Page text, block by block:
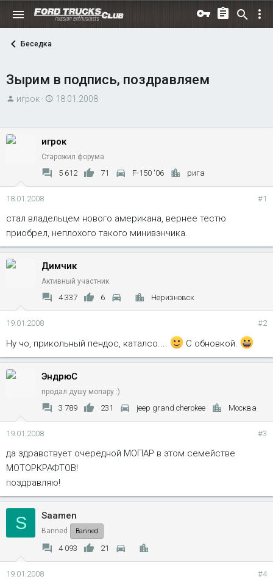
Беседка
Зырим в подпись, поздравляем
А
игрок
Д
а
а
18.01.2008
игрок
Старожил форума
5 612 71 F-150 '06 рига
18.01.2008 #1
стал владельцем нового американа, вернее тестю
приобрел, неплохого такого минивэнчика.
Димчик
Активный участник
4 337 6 Неризновск
19.01.2008 #2
Ну чо, прикольный пендос, каталсо.... С обновкой.
ЭндрюС
продал душу мопару :)
3 789 231 jeep grand cherokee Москва
19.01.2008 #3
да здравствует очередной МОПАР в этом семействе
МОТОРКРАФТОВ!
поздравляю!
S Saamen
Banned Banned
4 093 21
19.01.2008 #4